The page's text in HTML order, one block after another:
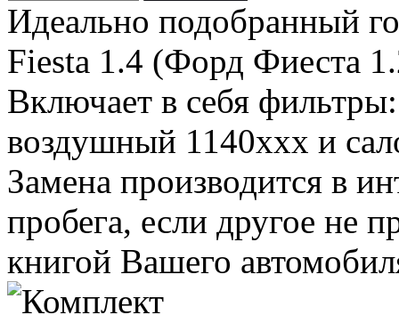
Идеально подобранный
Fiesta 1.4 (Форд Фиеста
Включает в себя
воздушный 1140xxx и
Замена производится в
пробега, если другое не
книгой Вашего